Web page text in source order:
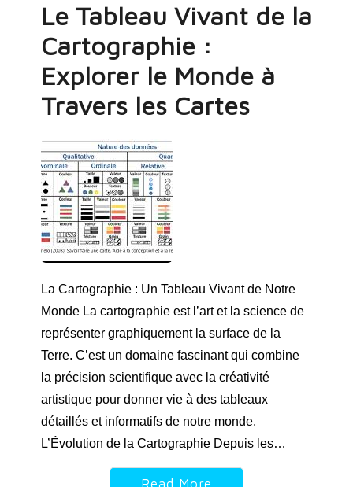
Le Tableau Vivant de la
Cartographie :
Explorer le Monde à
Travers les Cartes
La Cartographie : Un Tableau Vivant de Notre
Monde La cartographie est l’art et la science de
représenter graphiquement la surface de la
Terre. C’est un domaine fascinant qui combine
la précision scientifique avec la créativité
artistique pour donner vie à des tableaux
détaillés et informatifs de notre monde.
L’Évolution de la Cartographie Depuis les…
Read More